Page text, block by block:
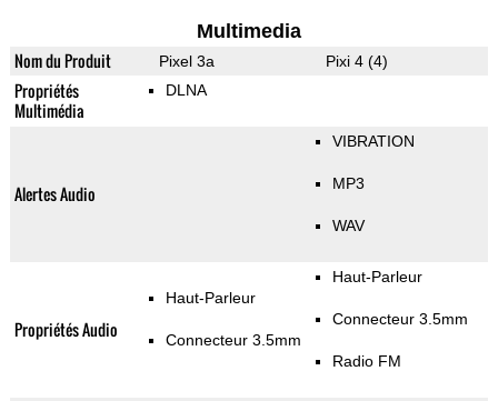
Multimedia
Nom du Produit Pixel 3a Pixi 4 (4)
Propriétés
Multimédia
DLNA
Alertes Audio
VIBRATION
MP3
WAV
Propriétés Audio
Haut-Parleur
Connecteur 3.5mm
Haut-Parleur
Connecteur 3.5mm
Radio FM